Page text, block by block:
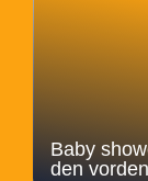
Baby
den